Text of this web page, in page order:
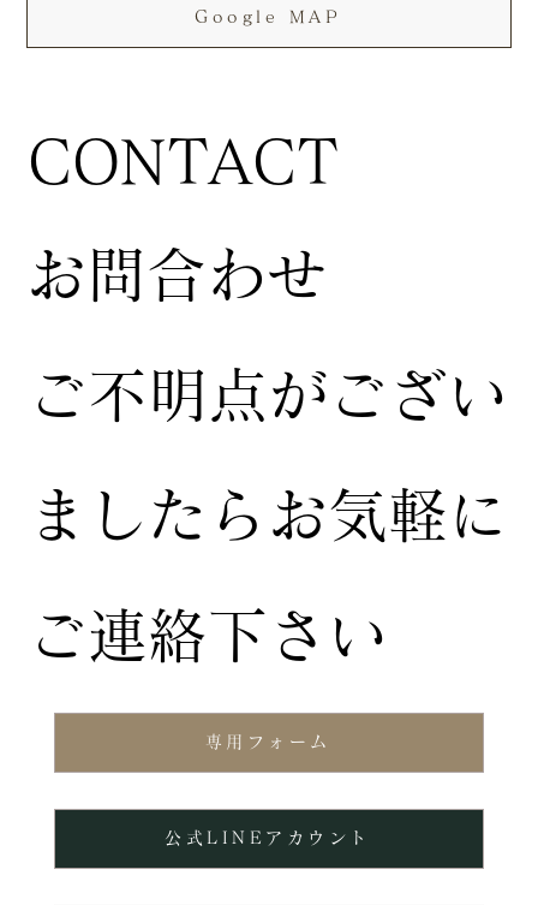
専用フォーム
公式LINEアカウント
お問合わせ
ご不明点がござい
ましたらお気軽に
ご連絡下さい
Google MAP
CONTACT